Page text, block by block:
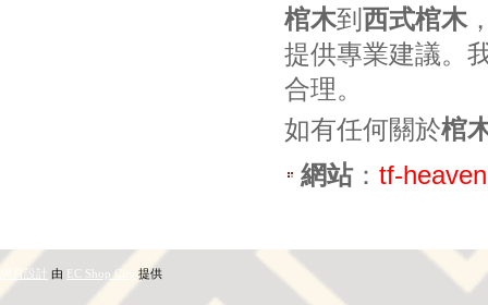
棺木到 西式棺木
提供專業建議。
合理。
如有任何關於棺
網站： tf-
網頁設計 由 EC Shop City 提供